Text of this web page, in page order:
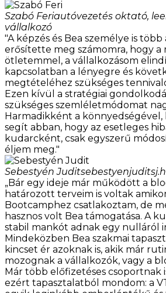
Szabó Feriautóvezetés oktató,
vállalkozó
"A képzés és Bea személye is
erősítette meg számomra, hogy a
ötletemmel, a vállalkozásom
kapcsolatban a lényegre és
megtételéhez szükséges
Ezen kívül a stratégiai
szükséges szemléletmódomat
Harmadikként a könnyedségével,
segít abban, hogy az esetleges
kudarcként, csak egyszerű
éljem meg."
Sebestyén Judit
„Bár egy ideje már működött a
határozott terveim is voltak
Bootcamphez csatlakoztam, de
hasznos volt Bea támogatása. A
stabil mankót adnak egy nulláról
Mindeközben Bea szakmai
kincset ér azoknak is, akik már
mozognak a vállalkozók, vagy a
Már több előfizetéses csoportnak
ezért tapasztalatból mondom: a